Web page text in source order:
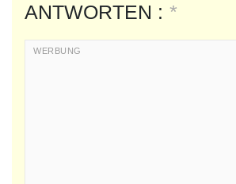
ANTWORTEN : *